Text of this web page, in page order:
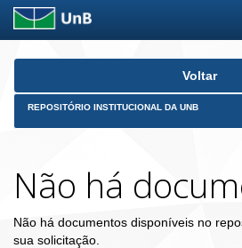
Skip
Voltar
REPOSITÓRIO INSTITUCIONAL DA UNB
Não há
Não há documentos disponíveis no
sua solicitação.